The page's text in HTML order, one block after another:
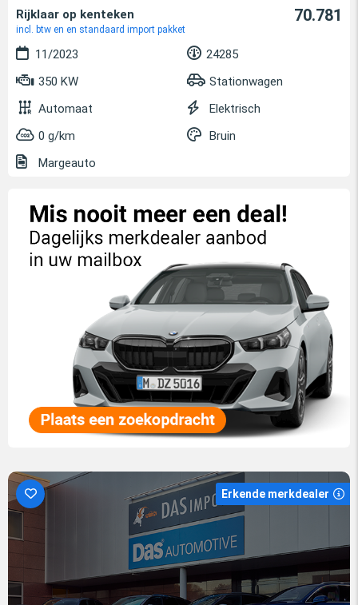
Rijklaar op kenteken
incl. btw en en standaard import pakket
70.781
11/2023
24285
350 KW
Stationwagen
Automaat
Elektrisch
0 g/km
Bruin
Margeauto
Erkende merkdealer